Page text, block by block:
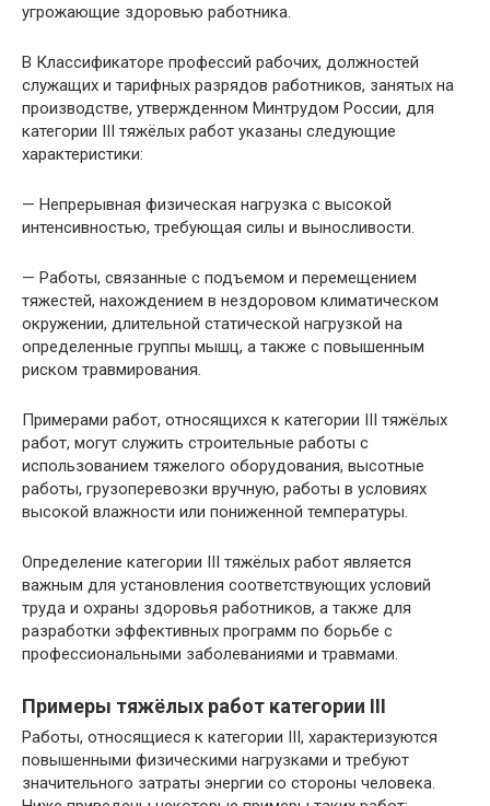
угрожающие здоровью работника.
В Классификаторе профессий рабочих, должностей
служащих и тарифных разрядов работников, занятых на
производстве, утвержденном Минтрудом России, для
категории III тяжёлых работ указаны следующие
характеристики:
— Непрерывная физическая нагрузка с высокой
интенсивностью, требующая силы и выносливости.
— Работы, связанные с подъемом и перемещением
тяжестей, нахождением в нездоровом климатическом
окружении, длительной статической нагрузкой на
определенные группы мышц, а также с повышенным
риском травмирования.
Примерами работ, относящихся к категории III тяжёлых
работ, могут служить строительные работы с
использованием тяжелого оборудования, высотные
работы, грузоперевозки вручную, работы в условиях
высокой влажности или пониженной температуры.
Определение категории III тяжёлых работ является
важным для установления соответствующих условий
труда и охраны здоровья работников, а также для
разработки эффективных программ по борьбе с
профессиональными заболеваниями и травмами.
Примеры тяжёлых работ категории III
Работы, относящиеся к категории III, характеризуются
повышенными физическими нагрузками и требуют
значительного затраты энергии со стороны человека.